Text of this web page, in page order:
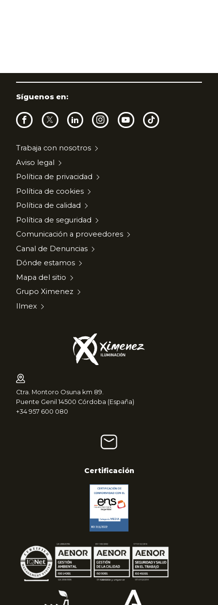
Trabaja con nosotros
Aviso legal
Política de privacidad
Política de cookies
Política de calidad
Política de seguridad
Comunicación a proveedores
Canal de Denuncias
Dónde estamos
Mapa del sitio
Grupo Ximenez
Ilmex
Síguenos en:
Ctra. Montoro Osuna km 89.
Puente Genil 14500 Córdoba (España)
+34 957 600 080
Certificación